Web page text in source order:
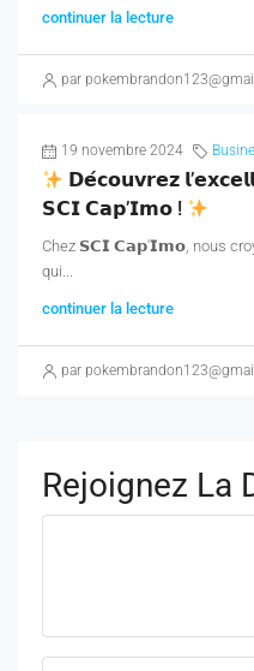
continuer la lecture
par
19 novembre 2024
𝗗𝗲́𝗰𝗼𝘂𝘃𝗿𝗲𝘇
𝗦𝗖𝗜 𝗖𝗮𝗽’𝗜𝗺𝗼 !
Chez 𝗦𝗖𝗜 𝗖𝗮𝗽'𝗜𝗺𝗼, nous
qui...
continuer la lecture
par
Rejoignez La